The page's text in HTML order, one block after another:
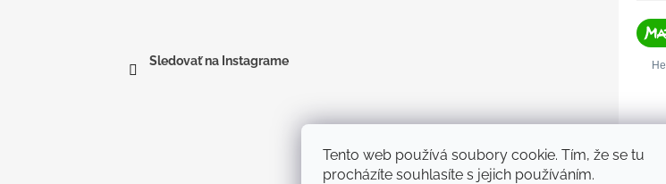
Tento web používá soubory cookie. Tím, že se tu
procházíte souhlasíte s jejich používáním.
Sledovať na Instagrame